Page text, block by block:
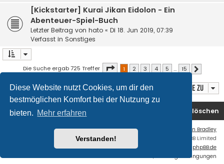
Diese Website nutzt Cookies, um dir den
bestmöglichen Komfort bei der Nutzung zu
bieten. Mehr erfahren
Verstanden!
[Kickstarter] Kurai Jikan Eidolon - Ein
Abenteuer-Spiel-Buch
Letzter Beitrag von hato « Di 18. Jun 2019, 07:39
Verfasst in Sonstiges
Die Suche ergab 725 Treffer Seite von15
1 2 3 4 5 … 15
Gehe zu
Foren-Übersicht Alle Cookies löschen
Ian Bradley
Powered byphpBB
® Forum Software © phpBB Limited
Deutsche Übersetzung durch phpBB.de
Datenschutz|Nutzungsbedingungen